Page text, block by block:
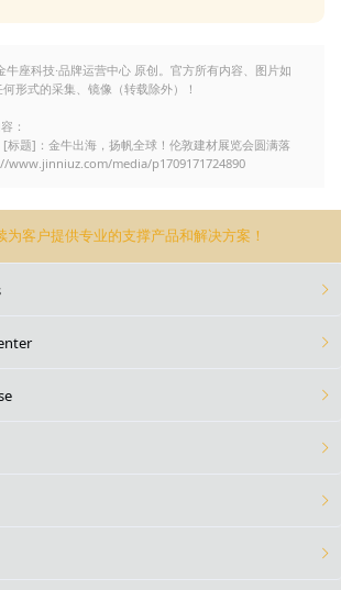
牛座科技·品牌运营中心 原创。官方所有内容、图片如
形式的采集、镜像（转载除外）！
：
标题]：金牛出海，扬帆全球！伦敦建材展览会圆满落
www.jinniuz.com/media/p1709171724890
为客户提供专业的支撑产品和解决方案！